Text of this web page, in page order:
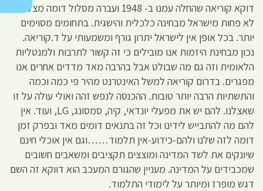
דוקא קוריאה שהחלה עמנו ב- 1948 ועברה מסלול דומה מצליחה
לא פחות מישראל מבחינה כלכלית והישגית. בתחומים מסוימים
יותר. בכל אופן אין לישראל יתרון גורף ומשמעותי על ד.קוריאה.
נכון מבחינת היזמות אנו מובילים כי זה קשור לתרבות ולמנטליות
הלאומית וזה גם מה שבולט אבל בהרבה מאד מדדים אחרים אנו
מפגרים. בדרום קוריאה למשל האינטרנט מהיר פי כמה וכמה
והתשתיות הרבה יותר טובות. ההכנסה לנפש זהה ואולי עולה על זו
שאצלנו. להם יש את מפעלי יונדאי, קיה, סמסונג, LG, ועוד. אין
להם מה להתבייש לידינו וכל זה בתנאים דומים מאד ובפרק זמן
דומה לזה שלנו ולהם-כידוע-אין תלמוד……וגם אין אוכלי חינם
שיונקים את לשד המדינה ומוצצים תקציבים ומשאבים חשובים
שמכבידים על המדינה. מעניין שהגורם המעכב הוא דווקא זה השם
דגש מופרז ומיותר על לימודי התלמוד.